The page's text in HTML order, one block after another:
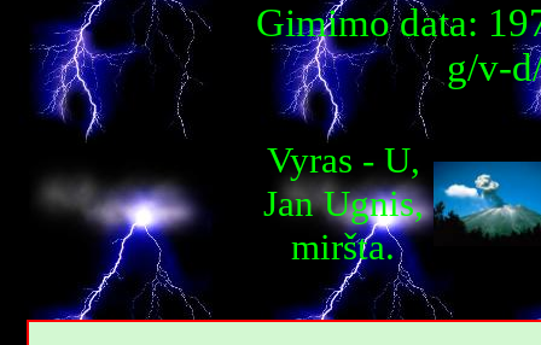
Gimimo data:
g/v-
Vyras - U,
Jan Ugnis,
miršta.